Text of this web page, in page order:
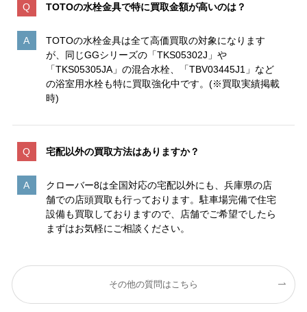
TOTOの水栓金具で特に買取金額が高いのは？
TOTOの水栓金具は全て高価買取の対象になります
が、同じGGシリーズの「TKS05302J」や
「TKS05305JA」の混合水栓、「TBV03445J1」など
の浴室用水栓も特に買取強化中です。(※買取実績掲載
時)
宅配以外の買取方法はありますか？
クローバー8は全国対応の宅配以外にも、兵庫県の店
舗での店頭買取も行っております。駐車場完備で住宅
設備も買取しておりますので、店舗でご希望でしたら
まずはお気軽にご相談ください。
その他の質問はこちら